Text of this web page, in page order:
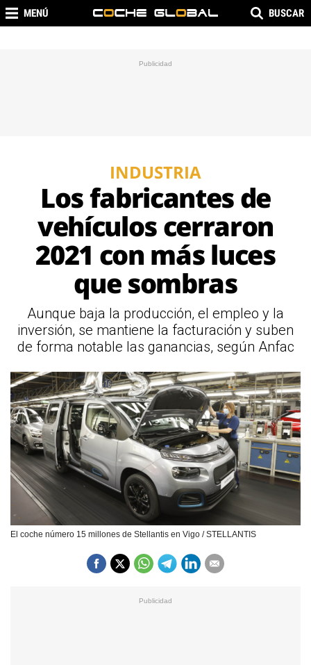
MENÚ BUSCAR
INDUSTRIA
Los fabricantes de
vehículos cerraron
2021 con más luces
que sombras
Aunque baja la producción, el empleo y la
inversión, se mantiene la facturación y suben
de forma notable las ganancias, según Anfac
El coche número 15 millones de Stellantis en Vigo / STELLANTIS